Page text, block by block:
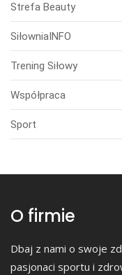
Strefa Beauty
SiłowniaINFO
Trening Siłowy
Współpraca
Sport
O firmie
Dbaj z nami o swoje
pasjonaci sportu i